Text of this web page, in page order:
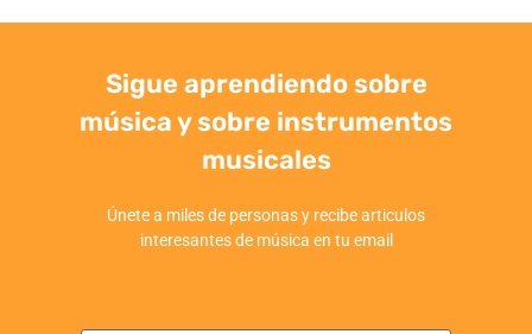
Sigue aprendiendo sobre
música y sobre instrumentos
musicales
Únete a miles de personas y recibe articulos
interesantes de música en tu email